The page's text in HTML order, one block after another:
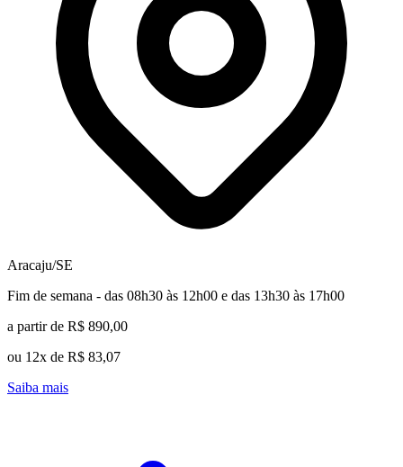
Aracaju/SE
Fim de semana - das 08h30 às 12h00 e das 13h30 às 17h00
a partir de R$ 890,00
ou 12x de R$ 83,07
Saiba mais